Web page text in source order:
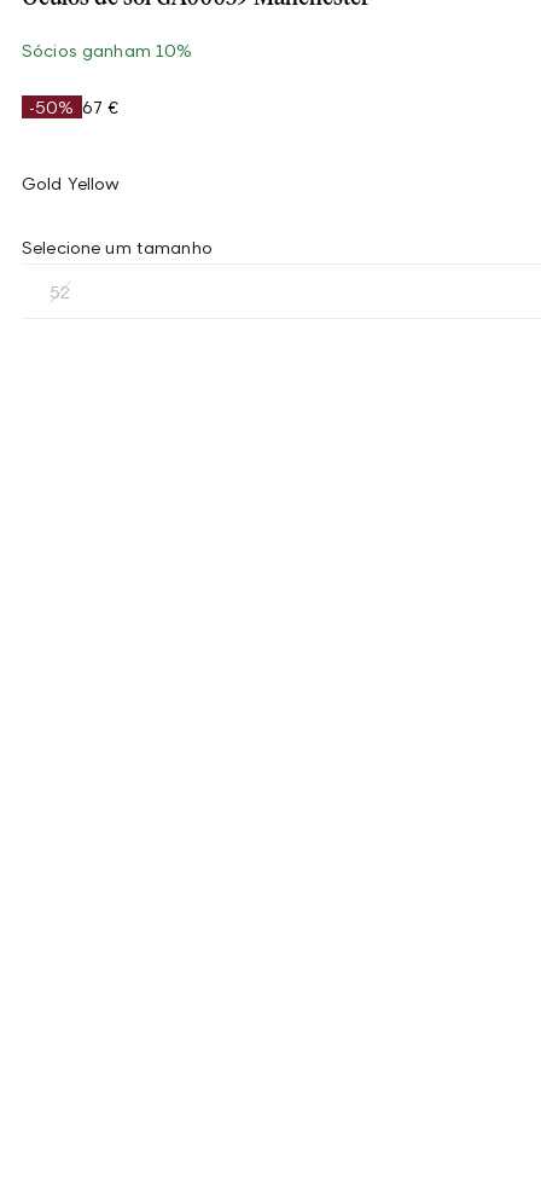
Sócios ganham 10%
-50% 67 €
Gold Yellow
Selecione um tamanho
52